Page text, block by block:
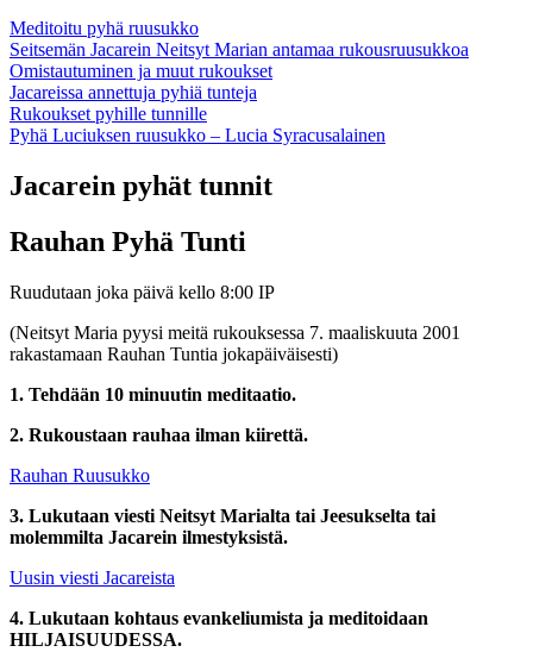
Meditoitu pyhä ruusukko
Seitsemän Jacarein Neitsyt Marian antamaa rukousruusukkoa
Omistautuminen ja muut rukoukset
Jacareissa annettuja pyhiä tunteja
Rukoukset pyhille tunnille
Pyhä Luciuksen ruusukko – Lucia Syracusalainen
Jacarein pyhät tunnit
Rauhan Pyhä Tunti
Ruudutaan joka päivä kello 8:00 IP
(Neitsyt Maria pyysi meitä rukouksessa 7. maaliskuuta 2001
rakastamaan Rauhan Tuntia jokapäiväisesti)
1. Tehdään 10 minuutin meditaatio.
2. Rukoustaan rauhaa ilman kiirettä.
Rauhan Ruusukko
3. Lukutaan viesti Neitsyt Marialta tai Jeesukselta tai
molemmilta Jacarein ilmestyksistä.
Uusin viesti Jacareista
4. Lukutaan kohtaus evankeliumista ja meditoidaan
HILJAISUUDESSA.